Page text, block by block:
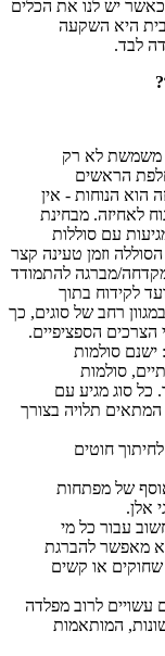
יש לנו את הכלים
היא השקעה
לבד.
משמשת לא רק
הראשים
הוא הנוחות - אין
לאחיזה. מבחינת
עם סוללות
וזמן טעינה קצר
מברגה להתמודד
לקידוח בתוך
רחב של סוגים, כך
הספציפיים.
ישנם סולמות
סולמות
כל סוג מגיע עם
המתאים תלויה בצורך
חוטים
של מפתחות
אלן.
עבור כל מי
מאפשר להברגת
שחוקים או קשים
לרוב מפלדה
המותאמות